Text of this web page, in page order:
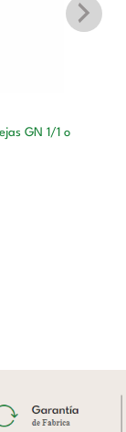
GN 1/1 o